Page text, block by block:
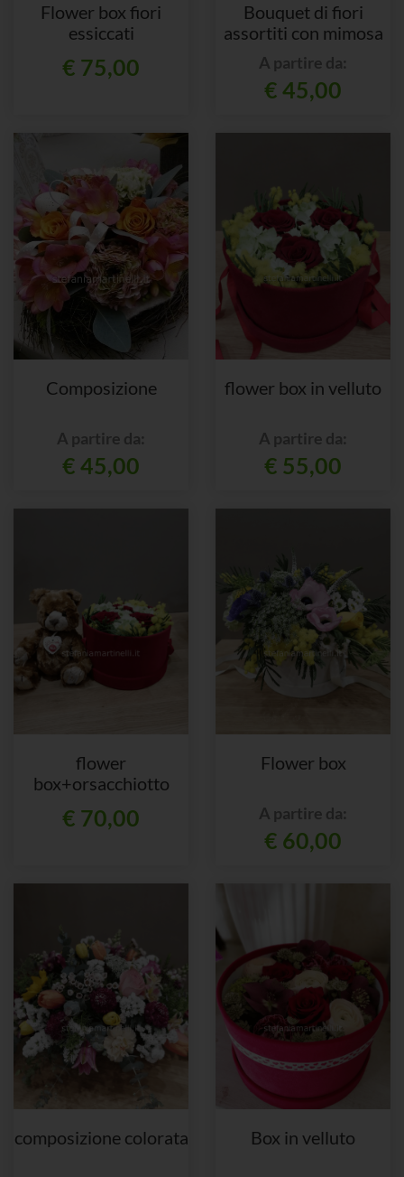
Flower box fiori
essiccati
€ 75,00
Bouquet di fiori
assortiti con mimosa
A partire da:
€ 45,00
Composizione
A partire da:
€ 45,00
flower box in velluto
A partire da:
€ 55,00
flower
box+orsacchiotto
€ 70,00
Flower box
A partire da:
€ 60,00
composizione colorata Box in velluto